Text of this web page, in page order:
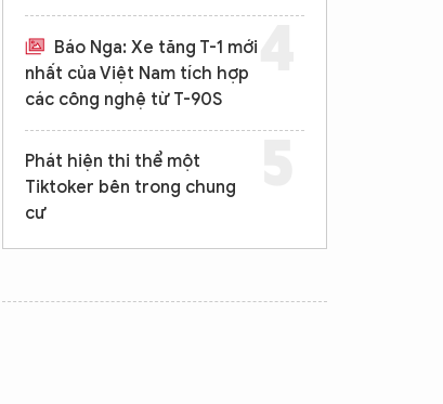
Báo Nga: Xe tăng T-1 mới
nhất của Việt Nam tích hợp
các công nghệ từ T-90S
Phát hiện thi thể một
Tiktoker bên trong chung
cư